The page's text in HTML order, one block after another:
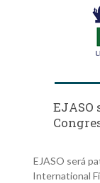
EJASO será
International